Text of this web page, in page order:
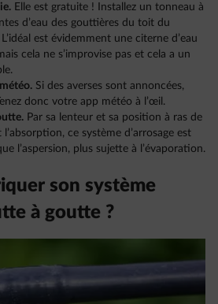
Elle est gratuite ! Installez un tonneau à
d’eau des gouttières du toit du
est évidemment une citerne d’eau
cela ne s’improvise pas et cela a un
Si des averses sont annoncées,
donc votre app météo à l’œil.
Par sa lenteur et sa position à ras de
ce système d’arrosage est
l’aspersion, plus sujette à l’évaporation.
son système
à goutte ?